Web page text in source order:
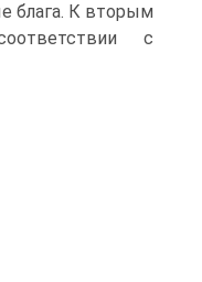
блага. К вторым
с